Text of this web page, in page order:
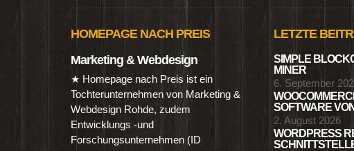
HOMEPAGE NACH PREIS
Marketing & Webdesign
★ Homepage nach Preis ist ein
Tochterunternehmen von Marketing &
Webdesign Rohde, zudem
Entwicklungs -und
Forschungsunternehmen (ID
LETZTE
SIMPLE
MINER
6. September
SOFTWARE
2. August 2026
WORDPRESS